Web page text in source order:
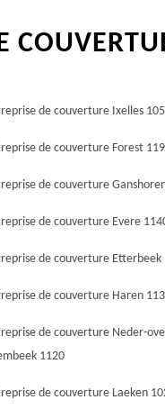
de couverture Ixelles
de couverture Forest
de couverture
de couverture Evere
de couverture Etterbeek
de couverture Haren
de couverture Neder-
1120
de couverture Laeken